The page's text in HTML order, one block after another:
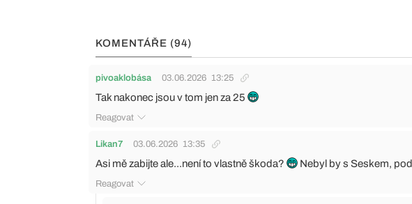
KOMENTÁŘE (94)
pivoaklobása 03.06.2026 13:25
Tak nakonec jsou v tom jen za 25
Reagovat
Likan7 03.06.2026 13:35
Asi mě zabijte ale...není to vlastně škoda? Nebyl by s Seskem,
Reagovat